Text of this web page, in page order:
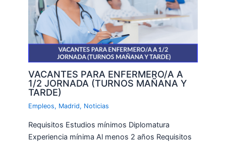
VACANTES PARA ENFERMERO/A A
1/2 JORNADA (TURNOS MAÑANA Y
TARDE)
Empleos, Madrid, Noticias
Requisitos Estudios mínimos Diplomatura
Experiencia mínima Al menos 2 años Requisitos